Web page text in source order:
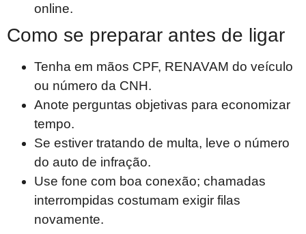
online.
Como se preparar antes de ligar
Tenha em mãos CPF, RENAVAM do veículo
ou número da CNH.
Anote perguntas objetivas para economizar
tempo.
Se estiver tratando de multa, leve o número
do auto de infração.
Use fone com boa conexão; chamadas
interrompidas costumam exigir filas
novamente.